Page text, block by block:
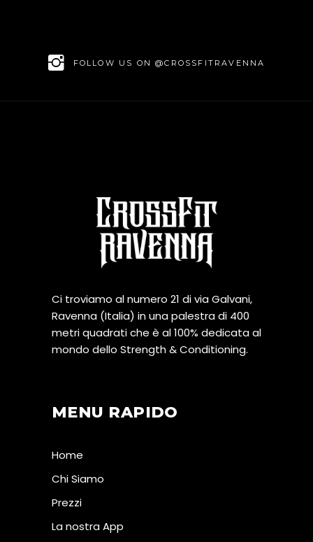
FOLLOW US ON @CROSSFITRAVENNA
Ci troviamo al numero 21 di via Galvani,
Ravenna (Italia) in una palestra di 400
metri quadrati che è al 100% dedicata al
mondo dello Strength & Conditioning.
MENU RAPIDO
Home
Chi Siamo
Prezzi
La nostra App